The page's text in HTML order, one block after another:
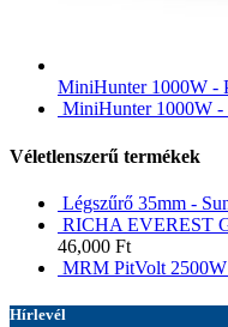
MiniHunter 1000W -
MiniHunter 1000W -
Véletlenszerű termékek
Légszűrő 35mm -
RICHA EVEREST
46,000 Ft
MRM PitVolt
Hírlevél